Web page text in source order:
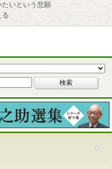
いという悲願